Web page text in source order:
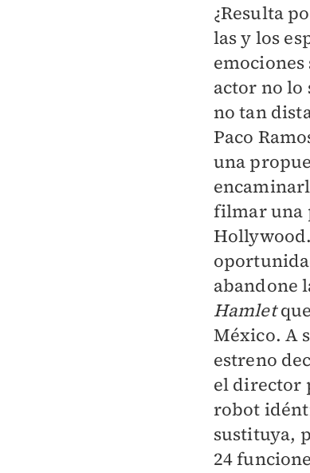
¿Resulta
las y los
actor no lo
no tan
Paco
una
filmar una
abandone
Hamlet
México. A
estreno
el director
robot
sustituya,
24